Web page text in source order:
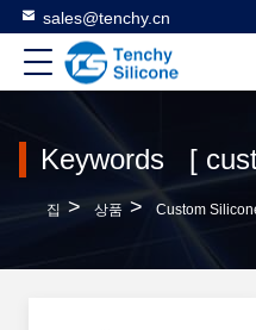
sales@tenchy.cn
집 > 상품 > Custom